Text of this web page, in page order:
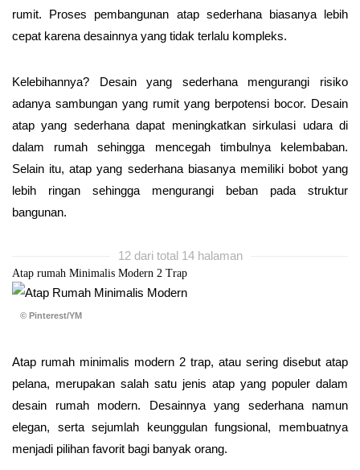
rumit. Proses pembangunan atap sederhana biasanya lebih
cepat karena desainnya yang tidak terlalu kompleks.
Kelebihannya? Desain yang sederhana mengurangi risiko
adanya sambungan yang rumit yang berpotensi bocor. Desain
atap yang sederhana dapat meningkatkan sirkulasi udara di
dalam rumah sehingga mencegah timbulnya kelembaban.
Selain itu, atap yang sederhana biasanya memiliki bobot yang
lebih ringan sehingga mengurangi beban pada struktur
bangunan.
12 dari total 14 halaman
Atap rumah Minimalis Modern 2 Trap
© Pinterest/YM
Atap rumah minimalis modern 2 trap, atau sering disebut atap
pelana, merupakan salah satu jenis atap yang populer dalam
desain rumah modern. Desainnya yang sederhana namun
elegan, serta sejumlah keunggulan fungsional, membuatnya
menjadi pilihan favorit bagi banyak orang.